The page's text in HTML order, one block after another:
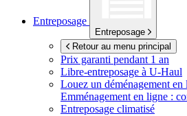
Entreposage
Entreposage
Retour au menu principal
Prix garanti pendant 1 an
Libre-entreposage à U-Haul
Louez un déménagement
Emménagement en ligne :
Entreposage climatisé